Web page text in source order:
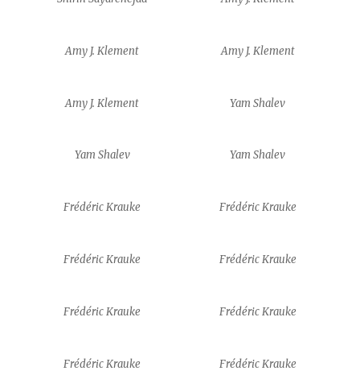
Amy J. Klement Amy J. Klement
Amy J. Klement Yam Shalev
Yam Shalev Yam Shalev
Frédéric Krauke Frédéric Krauke
Frédéric Krauke Frédéric Krauke
Frédéric Krauke Frédéric Krauke
Frédéric Krauke Frédéric Krauke